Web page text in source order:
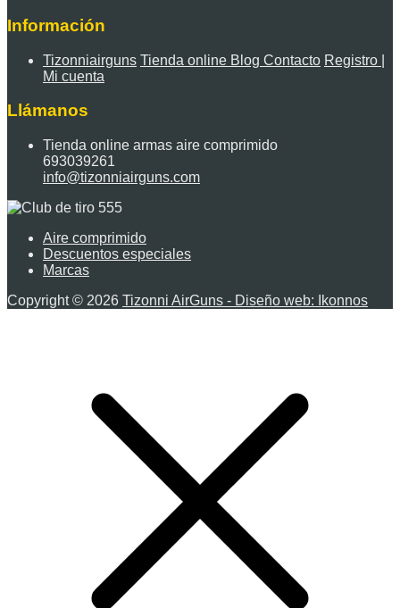
Información
Tizonniairguns Tienda online Blog Contacto Registro |
Mi cuenta
Llámanos
Tienda online armas aire comprimido
693039261
info@tizonniairguns.com
Aire comprimido
Descuentos especiales
Marcas
Copyright © 2026 Tizonni AirGuns - Diseño web: Ikonnos